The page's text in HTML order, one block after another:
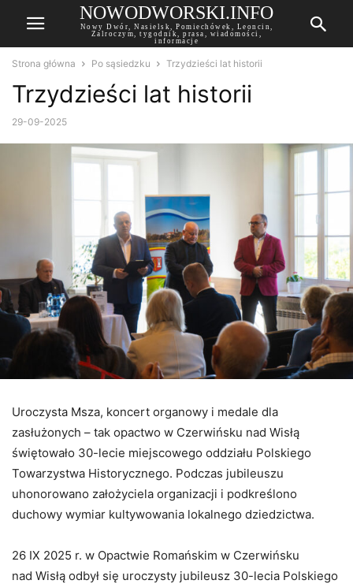
NOWODWORSKI.INFO
Nowy Dwór, Nasielsk, Pomiechówek, Leoncin,
Zalroczym, tygodnik, prasa, wiadomości,
informacje
Strona główna Po sąsiedzku Trzydzieści lat historii
Trzydzieści lat historii
29-09-2025
Uroczysta Msza, koncert organowy i medale dla
zasłużonych – tak opactwo w Czerwińsku nad Wisłą
świętowało 30-lecie miejscowego oddziału Polskiego
Towarzystwa Historycznego. Podczas jubileuszu
uhonorowano założyciela organizacji i podkreślono
duchowy wymiar kultywowania lokalnego dziedzictwa.
26 IX 2025 r. w Opactwie Romańskim w Czerwińsku
nad Wisłą odbył się uroczysty jubileusz 30-lecia Polskiego